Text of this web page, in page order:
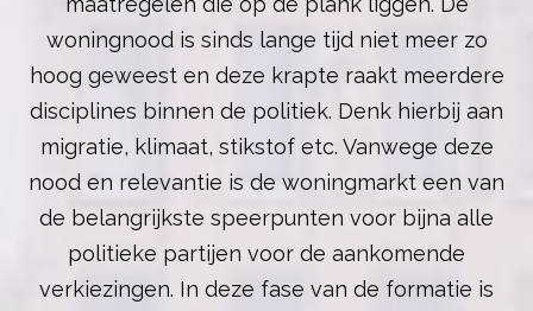
woningnood is sinds lange tijd niet meer zo
hoog geweest en deze krapte raakt meerdere
disciplines binnen de politiek. Denk hierbij aan
migratie, klimaat, stikstof etc. Vanwege deze
nood en relevantie is de woningmarkt een van
de belangrijkste speerpunten voor bijna alle
politieke partijen voor de aankomende
verkiezingen. In deze fase van de formatie is